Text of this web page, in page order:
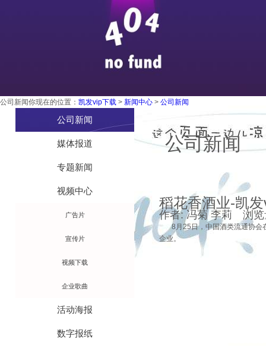
公司新闻你现在的位置： 凯发vip下载 > 新闻中心 > 公司新闻
技术工艺
公司新闻
媒体报道
专题新闻
视频中心
广告片
宣传片
视频下载
企业歌曲
活动海报
数字报纸
公司新闻
稻花香酒业-凯
作者: 冯菊 李莉 浏
8月25日，中国酒类流通协会在
企业。